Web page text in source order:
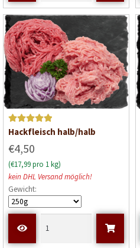
t
0
v
o
n
5
Bewerte
von 5
Hackfleisch halb/halb
€4,50
(€17,99 pro 1 kg)
kein DHL Versand möglich!
Gewicht: